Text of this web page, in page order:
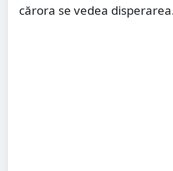
cărora se vedea